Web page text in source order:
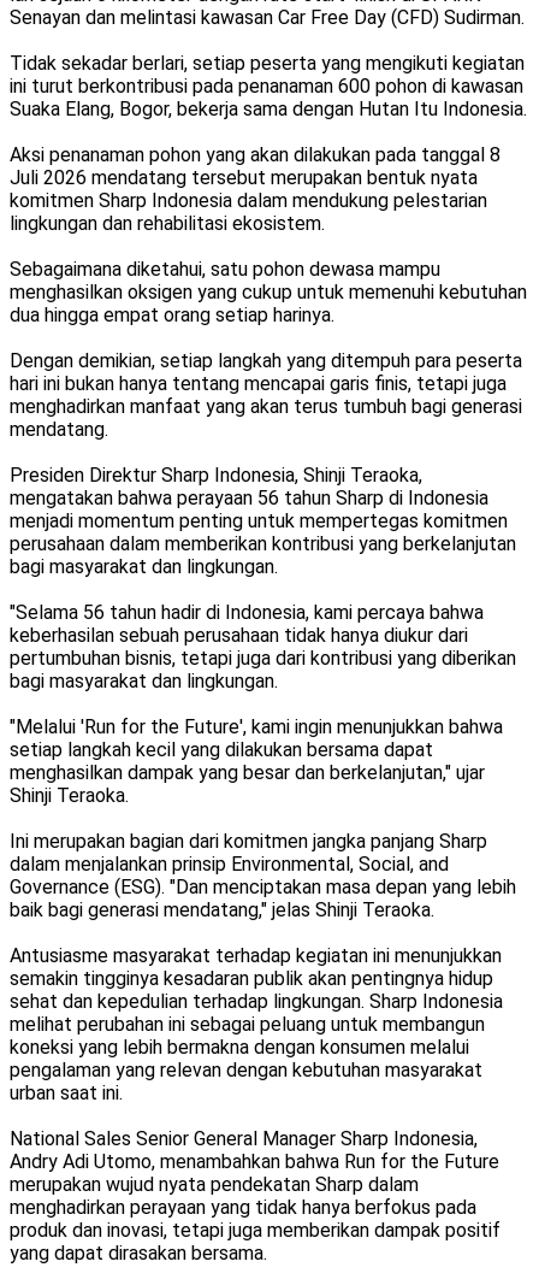
Senayan dan melintasi kawasan Car Free Day (CFD) Sudirman.
Tidak sekadar berlari, setiap peserta yang mengikuti kegiatan
ini turut berkontribusi pada penanaman 600 pohon di kawasan
Suaka Elang, Bogor, bekerja sama dengan Hutan Itu Indonesia.
Aksi penanaman pohon yang akan dilakukan pada tanggal 8
Juli 2026 mendatang tersebut merupakan bentuk nyata
komitmen Sharp Indonesia dalam mendukung pelestarian
lingkungan dan rehabilitasi ekosistem.
Sebagaimana diketahui, satu pohon dewasa mampu
menghasilkan oksigen yang cukup untuk memenuhi kebutuhan
dua hingga empat orang setiap harinya.
Dengan demikian, setiap langkah yang ditempuh para peserta
hari ini bukan hanya tentang mencapai garis finis, tetapi juga
menghadirkan manfaat yang akan terus tumbuh bagi generasi
mendatang.
Presiden Direktur Sharp Indonesia, Shinji Teraoka,
mengatakan bahwa perayaan 56 tahun Sharp di Indonesia
menjadi momentum penting untuk mempertegas komitmen
perusahaan dalam memberikan kontribusi yang berkelanjutan
bagi masyarakat dan lingkungan.
"Selama 56 tahun hadir di Indonesia, kami percaya bahwa
keberhasilan sebuah perusahaan tidak hanya diukur dari
pertumbuhan bisnis, tetapi juga dari kontribusi yang diberikan
bagi masyarakat dan lingkungan.
"Melalui 'Run for the Future', kami ingin menunjukkan bahwa
setiap langkah kecil yang dilakukan bersama dapat
menghasilkan dampak yang besar dan berkelanjutan," ujar
Shinji Teraoka.
Ini merupakan bagian dari komitmen jangka panjang Sharp
dalam menjalankan prinsip Environmental, Social, and
Governance (ESG). "Dan menciptakan masa depan yang lebih
baik bagi generasi mendatang," jelas Shinji Teraoka.
Antusiasme masyarakat terhadap kegiatan ini menunjukkan
semakin tingginya kesadaran publik akan pentingnya hidup
sehat dan kepedulian terhadap lingkungan. Sharp Indonesia
melihat perubahan ini sebagai peluang untuk membangun
koneksi yang lebih bermakna dengan konsumen melalui
pengalaman yang relevan dengan kebutuhan masyarakat
urban saat ini.
National Sales Senior General Manager Sharp Indonesia,
Andry Adi Utomo, menambahkan bahwa Run for the Future
merupakan wujud nyata pendekatan Sharp dalam
menghadirkan perayaan yang tidak hanya berfokus pada
produk dan inovasi, tetapi juga memberikan dampak positif
yang dapat dirasakan bersama.